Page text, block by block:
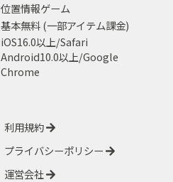
位置情報ゲーム
基本無料 (一部アイテム課金)
iOS16.0以上/Safari
Android10.0以上/Google
Chrome
利用規約
プライバシーポリシー
運営会社